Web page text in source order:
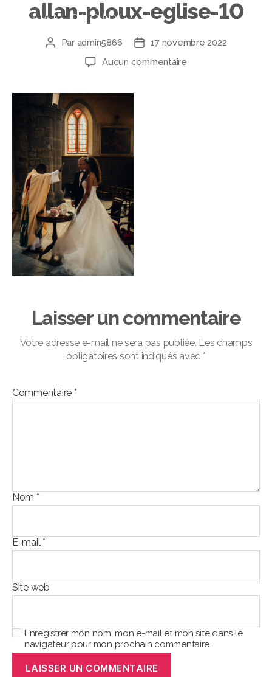
allan-ploux-eglise-10
Par admin5866
17 novembre 2022
Aucun commentaire
Laisser un commentaire
Votre adresse e-mail ne sera pas publiée. Les champs
obligatoires sont indiqués avec *
Commentaire *
Nom *
E-mail*
Site web
Enregistrer mon nom, mon e-mail et mon site dans le
navigateur pour mon prochain commentaire.